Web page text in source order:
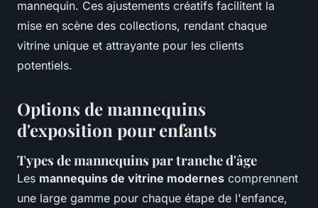
mannequin. Ces ajustements créatifs facilitent la
mise en scène des collections, rendant chaque
vitrine unique et attrayante pour les clients
potentiels.
Options de mannequins
d'exposition pour enfants
Types de mannequins par tranche d'âge
Les mannequins de vitrine modernes comprennent
une large gamme pour chaque étape de l'enfance,